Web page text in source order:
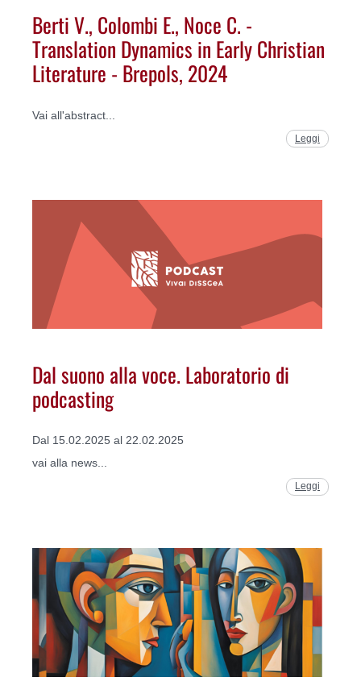
Berti V., Colombi E., Noce C. -
Translation Dynamics in Early Christian
Literature - Brepols, 2024
Vai all'abstract...
Leggi
Dal suono alla voce. Laboratorio di
podcasting
Dal 15.02.2025 al 22.02.2025
vai alla news...
Leggi